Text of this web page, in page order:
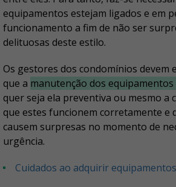
equipamentos estejam ligados e em
funcionamento a fim de não ser
delituosas deste estilo.
Os gestores dos condomínios devem
que a manutenção dos
quer seja ela preventiva ou mesmo a
que estes funcionem corretamente e
causem surpresas no momento de
urgência.
Cuidados ao adquirir